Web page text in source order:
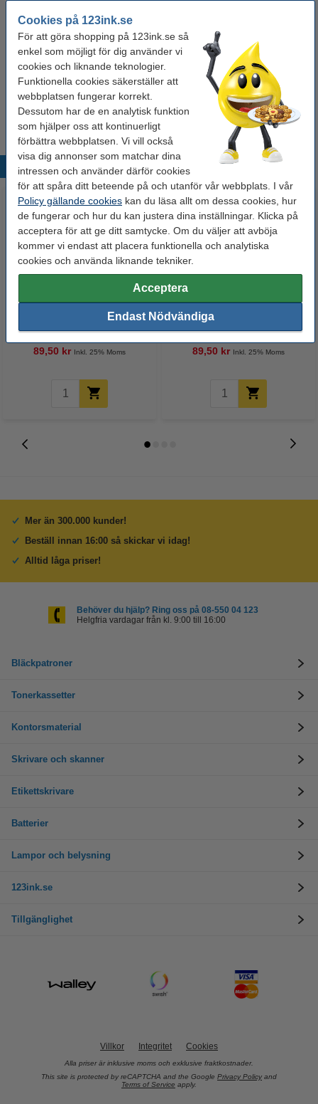
Cookies på 123ink.se
För att göra shopping på 123ink.se så
enkel som möjligt för dig använder vi
cookies och liknande teknologier.
Funktionella cookies säkerställer att
webbplatsen fungerar korrekt.
Dessutom har de en analytisk funktion
som hjälper oss att kontinuerligt
förbättra webbplatsen. Vi vill också
visa dig annonser som matchar dina
intressen och använder därför cookies
för att spåra ditt beteende på och utanför vår webbplats. I vår
Policy gällande cookies kan du läsa allt om dessa cookies, hur
de fungerar och hur du kan justera dina inställningar. Klicka på
acceptera för att ge ditt samtycke. Om du väljer att avböja
kommer vi endast att placera funktionella och analytiska
cookies och använda liknande tekniker.
Acceptera
Endast Nödvändiga
Kopieringspapper A4 80g | Zoom | 500 ark
80 kr
40 kr
Populära produkter
Presentationsmapp A4 40 fickor
| Leitz 4632 WOW rosa
89,50 kr Inkl. 25% Moms
Presentationsmapp A4 40 fickor
| Leitz 4632 WOW blå
89,50 kr Inkl. 25% Moms
Mer än 300.000 kunder!
Beställ innan 16:00 så skickar vi idag!
Alltid låga priser!
Behöver du hjälp? Ring oss på 08-550 04 123
Helgfria vardagar från kl. 9:00 till 16:00
Bläckpatroner
Tonerkassetter
Kontorsmaterial
Skrivare och skanner
Etikettskrivare
Batterier
Lampor och belysning
123ink.se
Tillgänglighet
Villkor Integritet Cookies
Alla priser är inklusive moms och exklusive fraktkostnader.
This site is protected by reCAPTCHA and the Google Privacy Policy and
Terms of Service apply.